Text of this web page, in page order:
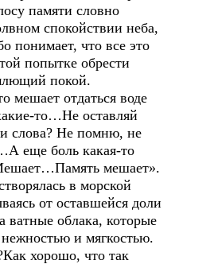
памяти словно
спокойствии неба,
понимает, что все это
попытке обрести
покой.
мешает отдаться воде
то…Не оставляй
слова? Не помню, не
еще боль какая-то
мешает».
в морской
от оставшейся доли
ватные облака, которые
и мягкостью.
хорошо, что так